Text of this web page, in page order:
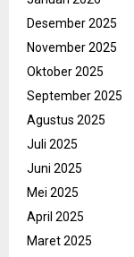
Desember 2025
November 2025
Oktober 2025
September 2025
Agustus 2025
Juli 2025
Juni 2025
Mei 2025
April 2025
Maret 2025